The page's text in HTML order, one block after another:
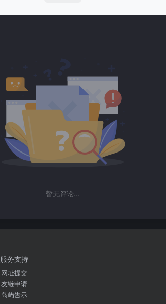
暂无评论...
服务支持
网址提交
友链申请
岛屿告示